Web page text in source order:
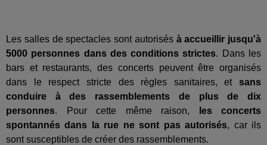
Les salles de spectacles sont autorisés à accueillir jusqu'à
5000 personnes dans des conditions strictes. Dans les
bars et restaurants, des concerts peuvent être organisés
dans le respect stricte des règles sanitaires, etsans
conduire à des rassemblements de plus de dix
personnes. Pour cette même raison,
les concerts
spontannés dans la rue ne sont pas autorisés, car ils
sont susceptibles de créer des rassemblements.